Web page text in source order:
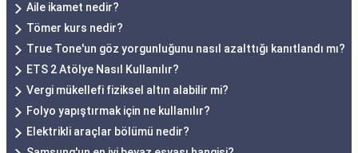
Aile ikamet nedir?
Tömer kurs nedir?
True Tone'un göz yorgunluğunu nasıl azalttığı kanıtlandı mı?
ETS 2 Atölye Nasıl Kullanılır?
Vergi mükellefi fiziksel altın alabilir mi?
Folyo yapıştırmak için ne kullanılır?
Elektrikli araçlar bölümü nedir?